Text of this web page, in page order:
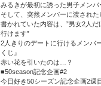
みるきが最初に誘った男子メンバ
そして、突然メンバーに渡された
書かれていた内容は、”男女2人
行けます”
2人きりのデートに行けるメンバ
くじ』
赤い花を引いたのは…？
■50season記念企画#2
今日好き50シーズン記念企画2週